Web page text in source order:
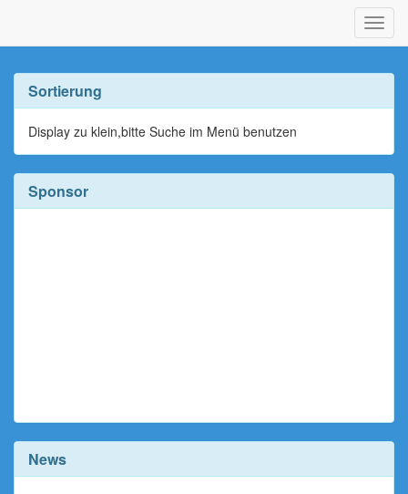
ein-/
Sortierung
Display zu klein,bitte Suche im Menü benutzen
Sponsor
News